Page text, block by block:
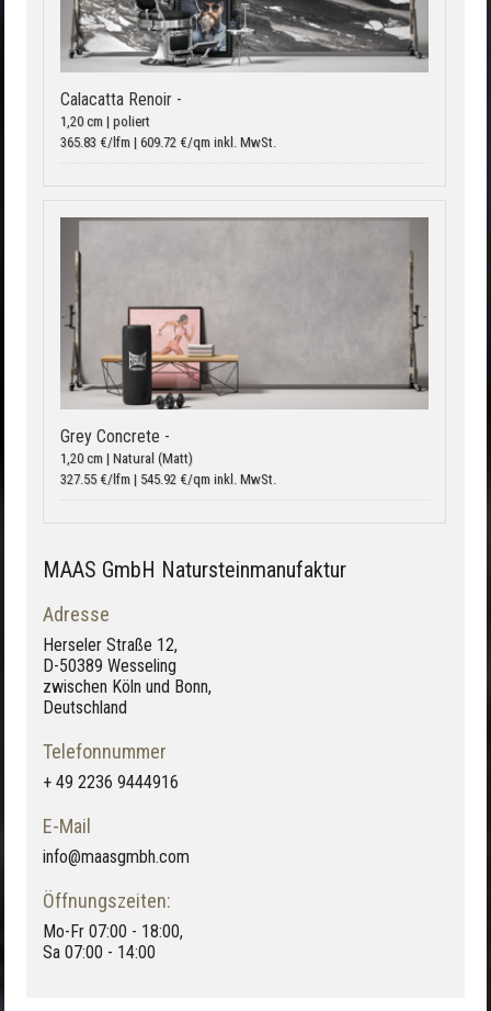
Calacatta Renoir -
1,20 cm | poliert
365.83 €/lfm | 609.72 €/qm inkl. MwSt.
Grey Concrete -
1,20 cm | Natural (Matt)
327.55 €/lfm | 545.92 €/qm inkl. MwSt.
MAAS GmbH Natursteinmanufaktur
Adresse
Herseler Straße 12,
D-50389 Wesseling
zwischen Köln und Bonn,
Deutschland
Telefonnummer
+ 49 2236 9444916
E-Mail
info@maasgmbh.com
Öffnungszeiten:
Mo-Fr 07:00 - 18:00,
Sa 07:00 - 14:00